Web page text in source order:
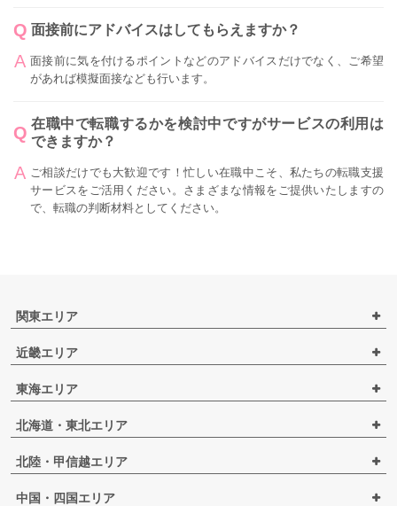
面接前にアドバイスはしてもらえますか？
面接前に気を付けるポイントなどのアドバイスだけでなく、ご希望
があれば模擬面接なども行います。
在職中で転職するかを検討中ですがサービスの利用は
できますか？
ご相談だけでも大歓迎です！忙しい在職中こそ、私たちの転職支援
サービスをご活用ください。さまざまな情報をご提供いたしますの
で、転職の判断材料としてください。
関東エリア
近畿エリア
東海エリア
北海道・東北エリア
北陸・甲信越エリア
中国・四国エリア